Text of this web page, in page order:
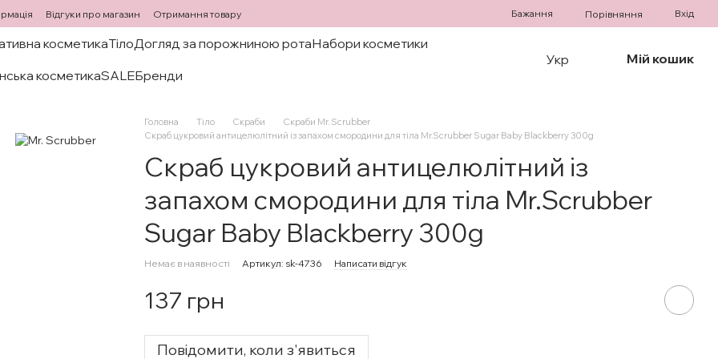
Відгуки про магазин Отримання товару Бажання Порівняння Вхід
косметикаТілоДогляд за порожниною ротаНабори косметики
косметикаSALEБренди
Укр Мій кошик
Головна Тіло Скраби
Скраби Mr. Scrubber
Скраб цукровий антицелюлітний із запахом смородини для тіла Mr.Scrubber Sugar Baby Blackberry 300g
Скраб цукровий антицелюлітний із
запахом смородини для тіла Mr.Scrubber
Sugar Baby Blackberry 300g
Немає в наявності Артикул: sk-4736 Написати відгук
137 грн
Повідомити, коли з'явиться